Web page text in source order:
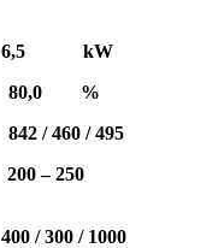
6,5 kW
80,0 %
842 / 460 / 495
200 – 250
400 / 300 / 1000